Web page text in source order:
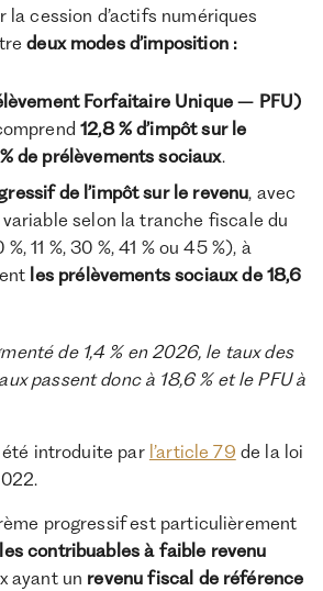
la cession d’actifs numériques
deux modes d’imposition :
Forfaitaire Unique – PFU)
12,8 % d’impôt sur le
de prélèvements sociaux.
de l’impôt sur le revenu, avec
selon la tranche fiscale du
11 %, 30 %, 41 % ou 45 %), à
les prélèvements sociaux de 18,6
de 1,4 % en 2026, le taux des
passent donc à 18,6 % et le PFU à
introduite par l’article 79 de la loi
progressif est particulièrement
les contribuables à faible revenu
ayant un revenu fiscal de référence